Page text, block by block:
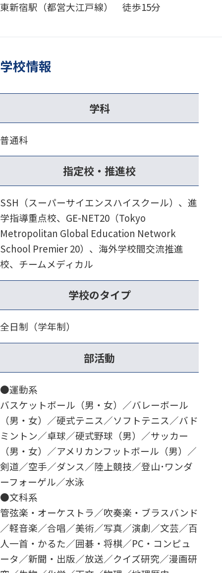
東新宿駅（都営大江戸線） 徒歩15分
学校情報
学科
普通科
指定校・推進校
SSH（スーパーサイエンスハイスクール）、進
学指導重点校、GE-NET20（Tokyo
Metropolitan Global Education Network
School Premier 20）、海外学校間交流推進
校、チームメディカル
学校のタイプ
全日制（学年制）
部活動
●運動系
バスケットボール（男・女）／バレーボール
（男・女）／硬式テニス／ソフトテニス／バド
ミントン／卓球／硬式野球（男）／サッカー
（男・女）／アメリカンフットボール（男）／
剣道／空手／ダンス／陸上競技／登山･ワンダ
ーフォーゲル／水泳
●文科系
管弦楽・オーケストラ／吹奏楽・ブラスバンド
／軽音楽／合唱／美術／写真／演劇／文芸／百
人一首・かるた／囲碁・将棋／PC・コンピュ
ータ／新聞・出版／放送／クイズ研究／漫画研